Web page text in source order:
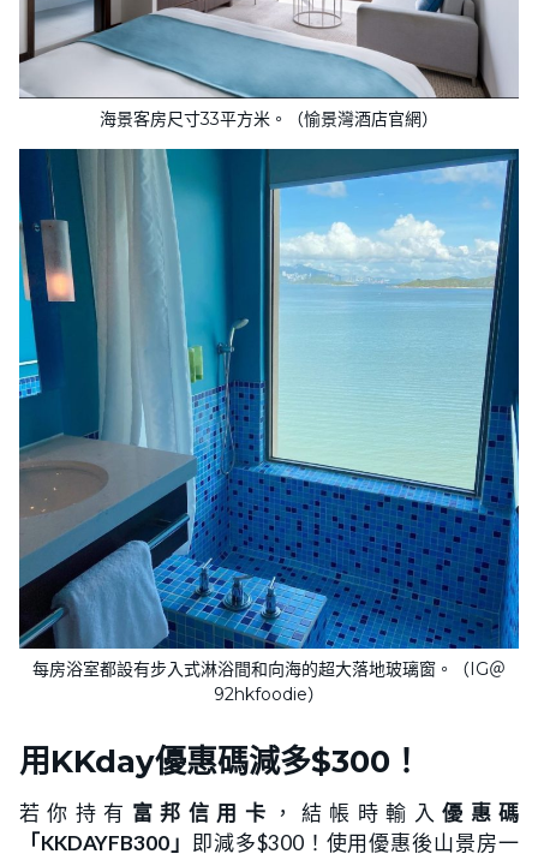
海景客房尺寸33平方米。（愉景灣酒店官網）
每房浴室都設有步入式淋浴間和向海的超大落地玻璃窗。（IG＠
92hkfoodie）
用KKday優惠碼減多$300！
若你持有 富邦信用卡 ，結帳時輸入優惠碼
「KKDAYFB300」 即減多$300！使用優惠後山景房一